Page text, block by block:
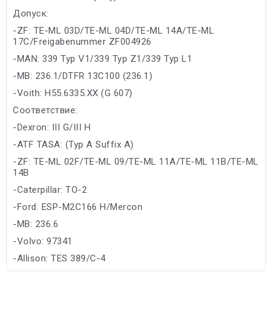
Допуск:
-ZF: TE-ML 03D/TE-ML 04D/TE-ML 14A/TE-ML
17C/Freigabenummer ZF004926
-MAN: 339 Typ V1/339 Typ Z1/339 Typ L1
-MB: 236.1/DTFR 13C100 (236.1)
-Voith: H55.6335.XX (G 607)
Соответствие:
-Dexron: III G/III H
-ATF TASA: (Typ A Suffix A)
-ZF: TE-ML 02F/TE-ML 09/TE-ML 11A/TE-ML 11B/TE-ML
14B
-Caterpillar: TO-2
-Ford: ESP-M2C166 H/Mercon
-MB: 236.6
-Volvo: 97341
-Allison: TES 389/C-4